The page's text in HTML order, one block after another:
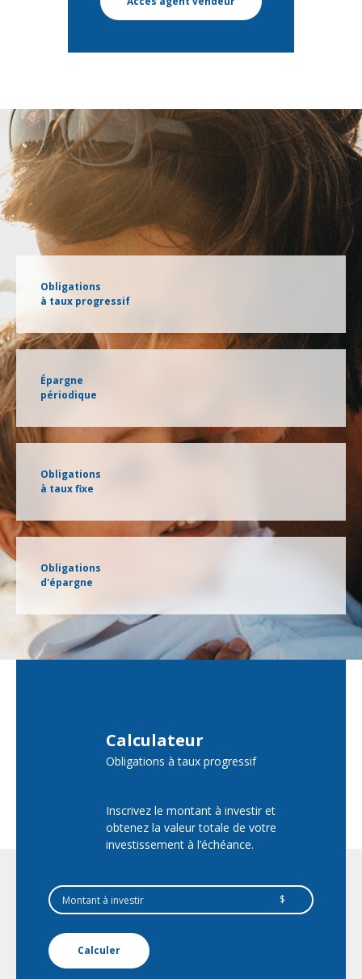
Obligations
à taux progressif
Épargne
périodique
Obligations
à taux fixe
Obligations
d'épargne
Calculateur
Obligations à taux progressif
Inscrivez le montant à investir et
obtenez la valeur totale de votre
investissement à l’échéance.
$
Calculer